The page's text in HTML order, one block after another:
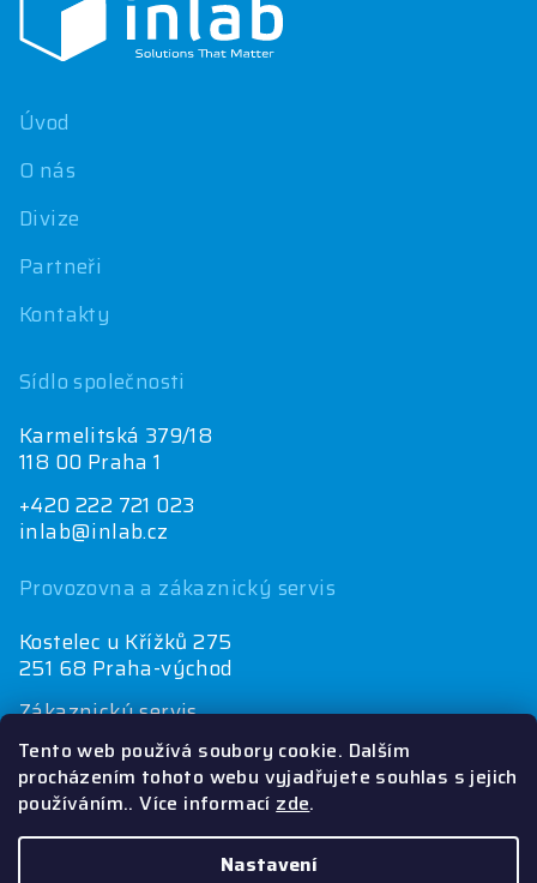
Tento web používá soubory cookie. Dalším
procházením tohoto webu vyjadřujete souhlas s jejich
používáním.. Více informacízde.
Nastavení
Úvod
O nás
Divize
Partneři
Kontakty
Sídlo společnosti
Karmelitská 379/18
118 00 Praha 1
+420 222 721 023
inlab@inlab.cz
Provozovna a zákaznický servis
Kostelec u Křížků 275
251 68 Praha-východ
Zákaznický servis
+420 222 721 025
objednávky@inlab.cz
Ekonomické oddělení
+420 222 721 023